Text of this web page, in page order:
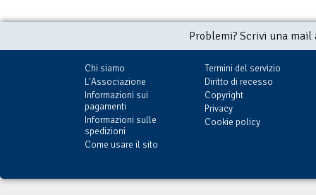
Problemi? Scrivi una
Chi siamo
L'Associazione
Informazioni sui
pagamenti
Informazioni sulle
spedizioni
Come usare il sito
Termini del servizio
Diritto di recesso
Copyright
Privacy
Cookie policy